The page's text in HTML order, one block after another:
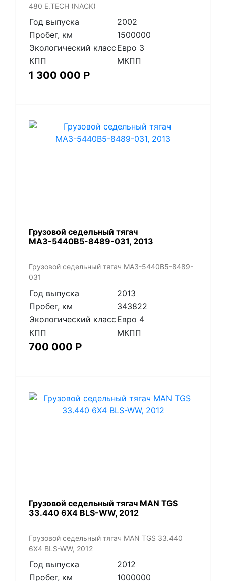
480 E.TECH (NACK)
Год выпуска
2002
Пробег, км
1500000
Экологический класс Евро 3
КПП
МКПП
1 300 000 Р
​Грузовой седельный тягач
МАЗ-5440В5-8489-031, 2013
​Грузовой седельный тягач МАЗ-5440В5-8489-
031
Год выпуска
2013
Пробег, км
343822
Экологический класс Евро 4
КПП
МКПП
700 000 Р
​Грузовой седельный тягач MAN TGS
33.440 6X4 BLS-WW, 2012
​Грузовой седельный тягач MAN TGS 33.440
6X4 BLS-WW, 2012
Год выпуска
2012
Пробег, км
1000000